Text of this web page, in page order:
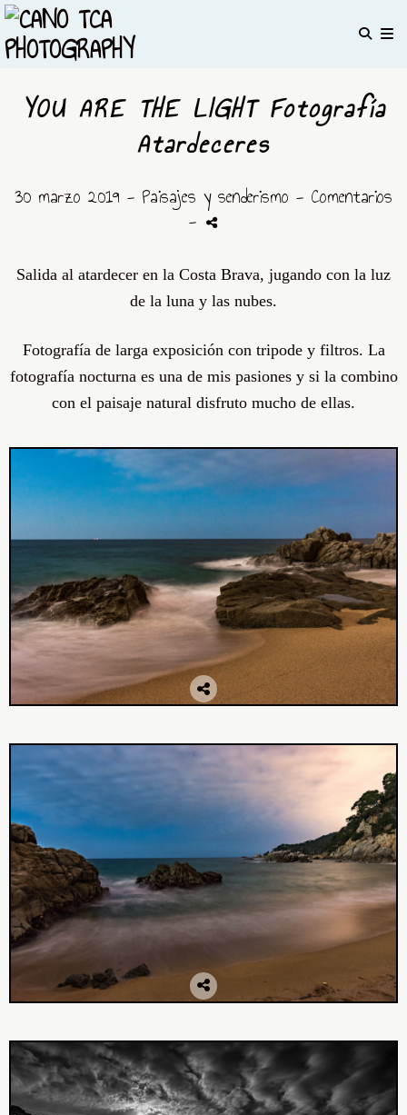
YOU ARE THE LIGHT Fotografía
Atardeceres
30 marzo 2019 - Paisajes y senderismo - Comentarios
-
Salida al atardecer en la Costa Brava, jugando con la luz
de la luna y las nubes.
Fotografía de larga exposición con tripode y filtros. La
fotografía nocturna es una de mis pasiones y si la combino
con el paisaje natural disfruto mucho de ellas.